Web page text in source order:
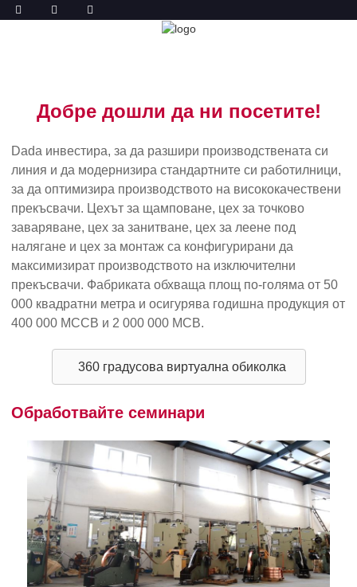
ФАБРИЧНА ОБИКОЛКА
Добре дошли да ни посетите!
Dada инвестира, за да разшири производствената си
линия и да модернизира стандартните си работилници,
за да оптимизира производството на висококачествени
прекъсвачи. Цехът за щамповане, цех за точково
заваряване, цех за занитване, цех за леене под
налягане и цех за монтаж са конфигурирани да
максимизират производството на изключителни
прекъсвачи. Фабриката обхваща площ по-голяма от 50
000 квадратни метра и осигурява годишна продукция от
400 000 MCCB и 2 000 000 MCB.
360 градусова виртуална обиколка
Обработвайте семинари